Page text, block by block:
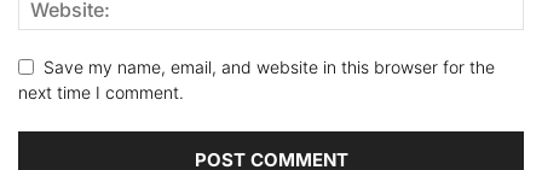
Save my name, email, and website in this browser for the
next time I comment.